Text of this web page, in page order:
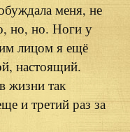
меня, не
но, но. Ноги у
лицом я ещё
настоящий.
жизни так
и третий раз за